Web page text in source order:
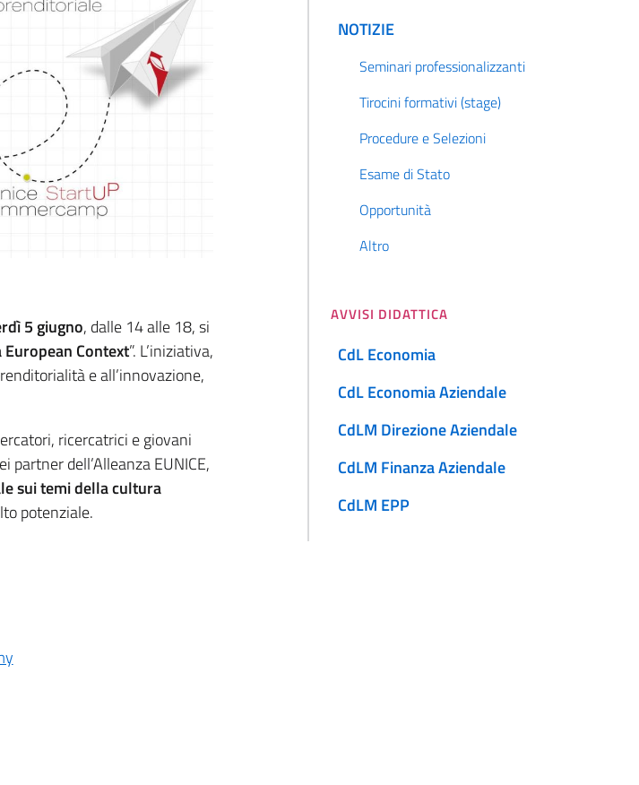
5 giugno, dalle 14 alle 18, si
Context”. L’iniziativa,
e all’innovazione,
ricercatrici e giovani
dell’Alleanza EUNICE,
sui temi della cultura
potenziale.
NOTIZIE
Seminari professionalizzanti
Tirocini formativi (stage)
Procedure e Selezioni
Esame di Stato
Opportunità
Altro
AVVISI DIDATTICA
CdL Economia
CdL Economia Aziendale
CdLM Direzione Aziendale
CdLM Finanza Aziendale
CdLM EPP